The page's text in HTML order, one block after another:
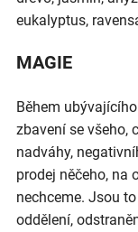
eukalyptus,
MAGIE
Během
zbavení se všeho,
nadváhy,
prodej něčeho, na
nechceme. Jsou
oddělení,